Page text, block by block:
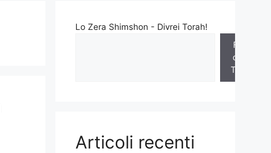
Lo Zera Shimshon - Divrei Torah!
Fogli
della
Torah
Articoli recenti